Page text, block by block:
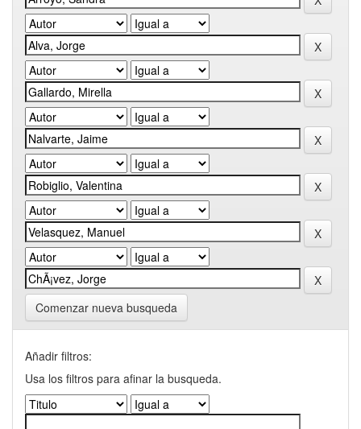
Comenzar nueva busqueda
Añadir filtros:
Usa los filtros para afinar la busqueda.